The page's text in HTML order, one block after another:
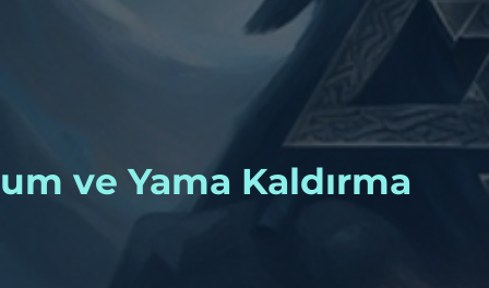
ve Yama Kaldırma